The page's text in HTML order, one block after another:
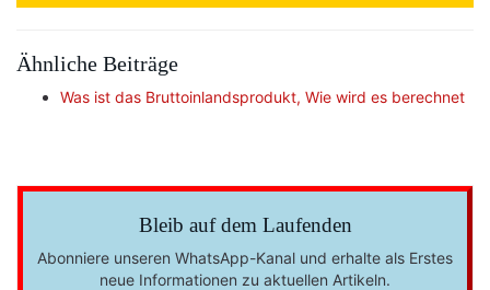
Ähnliche Beiträge
Was ist das Bruttoinlandsprodukt, Wie wird es berechnet
Bleib auf dem Laufenden
Abonniere unseren WhatsApp-Kanal und erhalte als Erstes
neue Informationen zu aktuellen Artikeln.